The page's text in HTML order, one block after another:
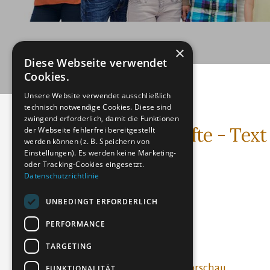
Arthrose der Hüfte - Text
Textdatei (PDF)
Dateigröße: 146.78 KB
Erstellt: 20-05-2024
Aktualisiert: 20-05-2024
×
Diese Webseite verwendet
Cookies.
Unsere Website verwendet ausschließlich
technisch notwendige Cookies. Diese sind
zwingend erforderlich, damit die Funktionen
der Webseite fehlerfrei bereitgestellt
werden können (z. B. Speichern von
Einstellungen). Es werden keine Marketing-
oder Tracking-Cookies eingesetzt.
Datenschutzrichtlinie
UNBEDINGT ERFORDERLICH
PERFORMANCE
TARGETING